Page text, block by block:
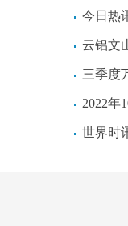
今日热讯：闽
云铝文
三季度
2022年
世界时